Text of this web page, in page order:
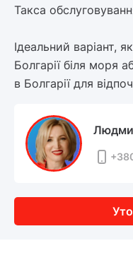
Такса
Ідеальний варіант,
Болгарії біля моря
в Болгарії для